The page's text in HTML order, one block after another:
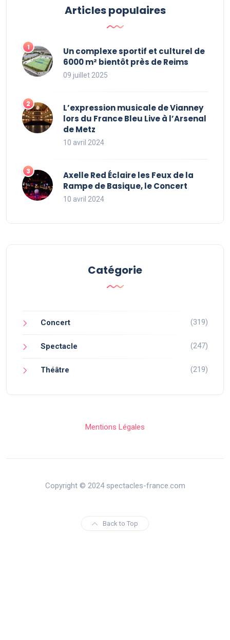
Articles populaires
Un complexe sportif et culturel de
6000 m² bientôt près de Reims
09 juillet 2025
L’expression musicale de Vianney
lors du France Bleu Live à l’Arsenal
de Metz
10 avril 2024
Axelle Red Éclaire les Feux de la
Rampe de Basique, le Concert
10 avril 2024
Catégorie
Concert (319)
Spectacle (247)
Théâtre (219)
Mentions Légales
Copyright © 2024 spectacles-france.com
Back to Top